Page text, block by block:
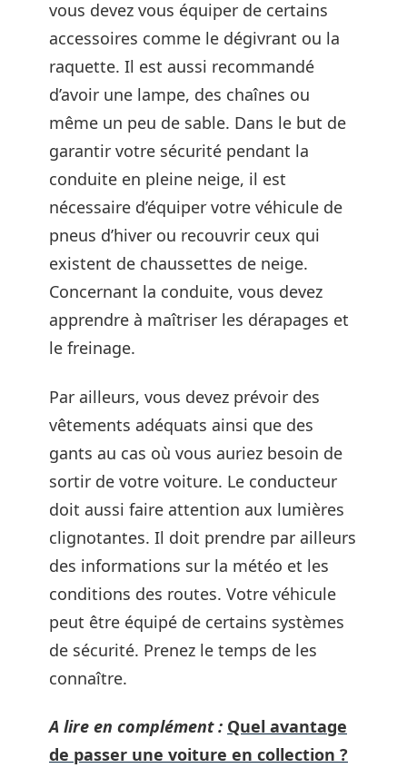
vous devez vous équiper de certains
accessoires comme le dégivrant ou la
raquette. Il est aussi recommandé
d’avoir une lampe, des chaînes ou
même un peu de sable. Dans le but de
garantir votre sécurité pendant la
conduite en pleine neige, il est
nécessaire d’équiper votre véhicule de
pneus d’hiver ou recouvrir ceux qui
existent de chaussettes de neige.
Concernant la conduite, vous devez
apprendre à maîtriser les dérapages et
le freinage.
Par ailleurs, vous devez prévoir des
vêtements adéquats ainsi que des
gants au cas où vous auriez besoin de
sortir de votre voiture. Le conducteur
doit aussi faire attention aux lumières
clignotantes. Il doit prendre par ailleurs
des informations sur la météo et les
conditions des routes. Votre véhicule
peut être équipé de certains systèmes
de sécurité. Prenez le temps de les
connaître.
A lire en complément : Quel avantage
de passer une voiture en collection ?